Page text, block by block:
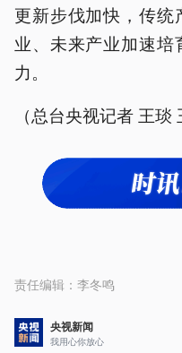
更新步伐加快，传
业、未来产业加速
力。
（总台央视记者 王琰
责任编辑： 李冬鸣
央视新闻
我用心你放心